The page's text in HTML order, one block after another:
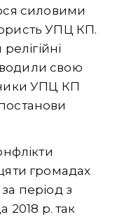
силовими
УПЦ КП.
свою
УПЦ КП
громадах
період з
2018 р. так